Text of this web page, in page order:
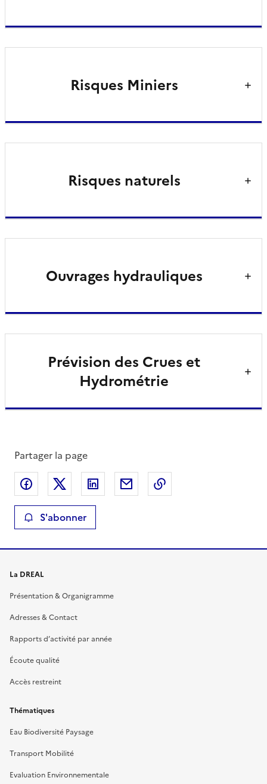
Risques Miniers
Risques naturels
Ouvrages hydrauliques
Prévision des Crues et
Hydrométrie
Partager la page
Partager sur Facebook
Partager sur XPartager sur LinkedIn
Partager par email
S'abonner
La DREAL
Présentation & Organigramme
Adresses & Contact
Rapports d’activité par année
Écoute qualité
Accès restreint
Thématiques
Eau Biodiversité Paysage
Transport Mobilité
Evaluation Environnementale